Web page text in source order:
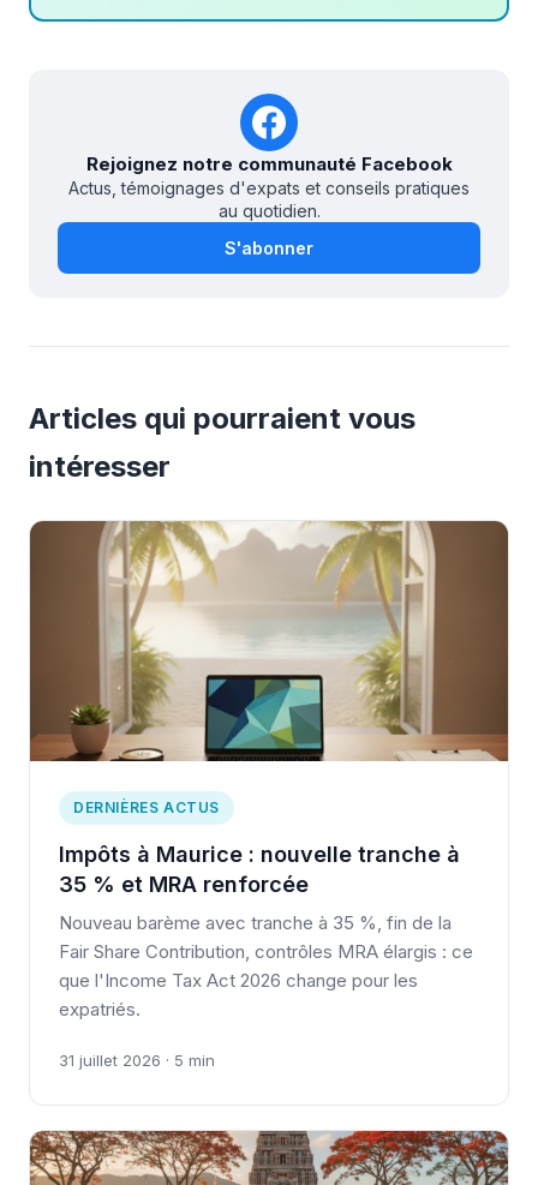
Rejoignez notre communauté Facebook
Actus, témoignages d'expats et conseils pratiques
au quotidien.
S'abonner
Articles qui pourraient vous
intéresser
DERNIÈRES ACTUS
Impôts à Maurice : nouvelle tranche à
35 % et MRA renforcée
Nouveau barème avec tranche à 35 %, fin de la
Fair Share Contribution, contrôles MRA élargis : ce
que l'Income Tax Act 2026 change pour les
expatriés.
31 juillet 2026 · 5 min